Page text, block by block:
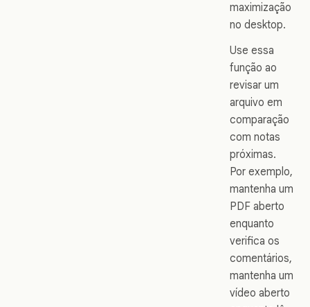
maximização
no desktop.
Use essa
função ao
revisar um
arquivo em
comparação
com notas
próximas.
Por exemplo,
mantenha um
PDF aberto
enquanto
verifica os
comentários,
mantenha um
vídeo aberto